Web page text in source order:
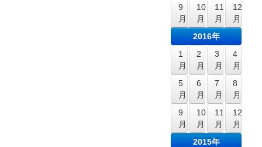
9
月
10
月
11
月
12
月
2016年
1
月
2
月
3
月
4
月
5
月
6
月
7
月
8
月
9
月
10
月
11
月
12
月
2015年